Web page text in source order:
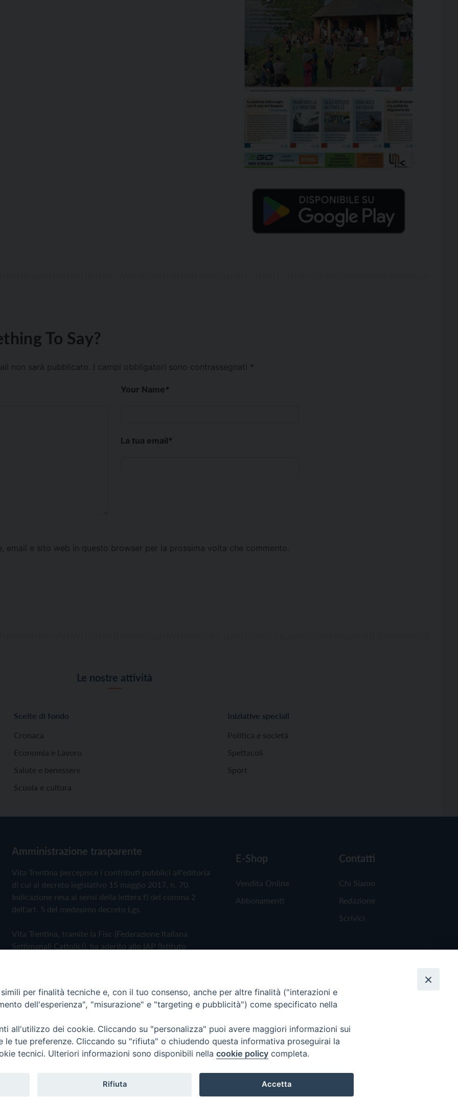
To Say?
non sarà pubblicato. I campi obbligatori sono contrassegnati *
Your Name*
La tua email*
email e sito web in questo browser per la prossima volta che commento.
Le nostre attività
Scelte di fondo
Cronaca
Economia e Lavoro
Salute e benessere
Scuola e cultura
Iniziative speciali
Politica e società
Spettacoli
Sport
Amministrazione trasparente
Vita Trentina percepisce i contributi pubblici all'editoria
di cui al decreto legislativo 15 maggio 2017, n. 70.
Indicazione resa ai sensi della lettera f) del comma 2
dell'art. 5 del medesimo decreto Lgs.
Vita Trentina, tramite la Fisc (Federazione Italiana
Settimanali Cattolici), ha aderito allo IAP (Istituto
Privacy Policy Cookie Policy
E-Shop
Vendita Online
Abbonamenti
Contatti
Chi Siamo
Redazione
Scrivici
Editrice
per finalità tecniche e, con il tuo consenso, anche per altre finalità ("interazioni e
dell'esperienza", "misurazione" e "targeting e pubblicità") come specificato nella
all'utilizzo dei cookie. Cliccando su "personalizza" puoi avere maggiori informazioni sui
le tue preferenze. Cliccando su "rifiuta" o chiudendo questa informativa proseguirai la
tecnici. Ulteriori informazioni sono disponibili nella cookie policy completa.
Rifiuta Accetta